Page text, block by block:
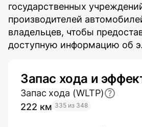
государственных
производителей
владельцев, чтобы
доступную информацию об
Запас хода и
Запас хода (WLTP)
222 км 335 из 348